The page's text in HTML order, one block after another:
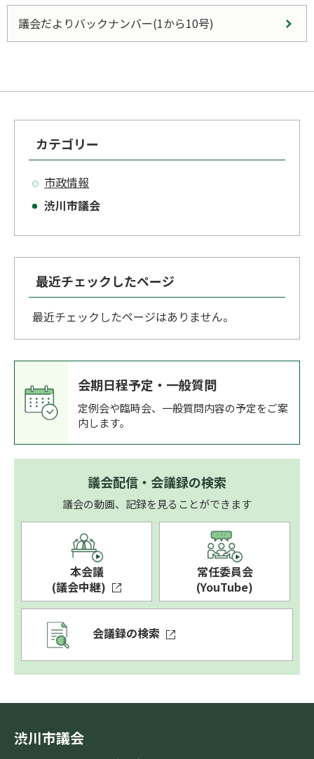
議会だよりバックナンバー(1から10号)
カテゴリー
市政情報
渋川市議会
最近チェックしたページ
最近チェックしたページはありません。
会期日程予定・一般質問
定例会や臨時会、一般質問内容の予定をご案
内します。
議会配信・会議録の検索
議会の動画、記録を見ることができます
本会議
(議会中継)
常任委員会
(YouTube)
会議録の検索
渋川市議会